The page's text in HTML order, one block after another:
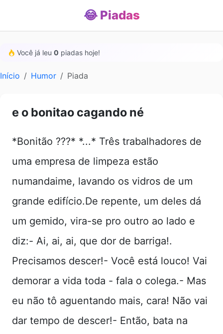
😂 Piadas
Você já leu 0 piadas hoje!
Início Humor Piada
e o bonitao cagando né
*Bonitão ???* *...* Três trabalhadores de
uma empresa de limpeza estão
numandaime, lavando os vidros de um
grande edifício.De repente, um deles dá
um gemido, vira-se pro outro ao lado e
diz:- Ai, ai, ai, que dor de barriga!.
Precisamos descer!- Você está louco! Vai
demorar a vida toda - fala o colega.- Mas
eu não tô aguentando mais, cara! Não vai
dar tempo de descer!- Então, bata na